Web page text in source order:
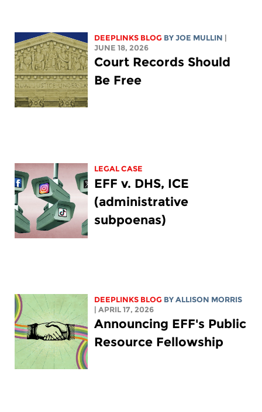
DEEPLINKS BLOG BYJOE MULLIN
JUNE 18, 2026
Court Records Should
Be Free
LEGAL CASE
EFF v. DHS, ICE
(administrative
subpoenas)
DEEPLINKS BLOG BY ALLISON MORRIS
| APRIL 17, 2026
Announcing EFF's Public
Resource Fellowship